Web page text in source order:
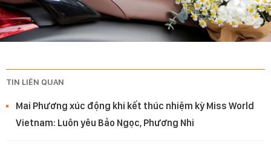
TIN LIÊN QUAN
Mai Phương xúc động khi kết thúc nhiệm kỳ Miss World
Vietnam: Luôn yêu Bảo Ngọc, Phương Nhi